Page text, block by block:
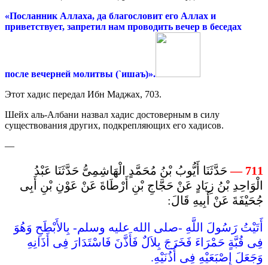
«Посланник Аллаха, да благословит его Аллах и
приветствует, запретил нам проводить вечер в беседах
после вечерней молитвы (`ишаъ)».
Этот хадис передал Ибн Маджах, 703.
Шейх аль-Албани назвал хадис достоверным в силу
существования других, подкрепляющих его хадисов.
—
711 —
حَدَّثَنَا أَيُّوبُ بْنُ مُحَمَّدٍ الْهَاشِمِىُّ حَدَّثَنَا عَبْدُ
الْوَاحِدِ بْنُ زِيَادٍ عَنْ حَجَّاجِ بْنِ أَرْطَاةَ عَنْ عَوْنِ بْنِ أَبِى
جُحَيْفَةَ عَنْ أَبِيهِ قَالَ:
أَتَيْتُ رَسُولَ اللَّهِ -صلى الله عليه وسلم- بِالأَبْطَحِ وَهُوَ
فِى قُبَّةٍ حَمْرَاءَ فَخَرَجَ بِلاَلٌ فَأَذَّنَ فَاسْتَدَارَ فِى أَذَانِهِ
وَجَعَلَ إِصْبَعَيْهِ فِى أُذُنَيْهِ.